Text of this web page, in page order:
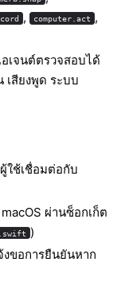
, computer.act ,
อเจนต์ตรวจสอบได้
เสียงพูด ระบบ
ใช้เชื่อมต่อกับ
ผ่านซ็อกเก็ต
)
ขอการยืนยันหาก